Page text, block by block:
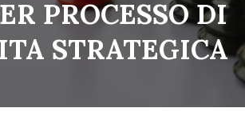
PROCESSO DI
STRATEGICA